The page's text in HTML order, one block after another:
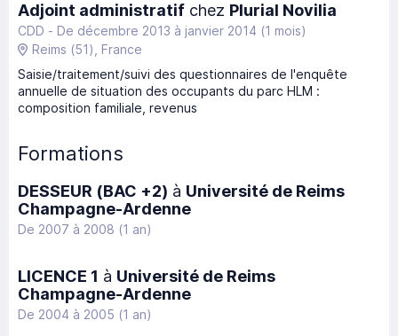
Adjoint administratif chez Plurial Novilia
CDD - De décembre 2013 à janvier 2014 (1 mois)
Reims (51) , France
Saisie/traitement/suivi des questionnaires de l'enquête
annuelle de situation des occupants du parc HLM :
composition familiale, revenus
Formations
DESSEUR (BAC +2) à Université de Reims
Champagne-Ardenne
De 2007 à 2008 (1 an)
LICENCE 1 à Université de Reims
Champagne-Ardenne
De 2004 à 2005 (1 an)